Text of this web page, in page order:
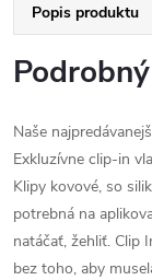
Popis produktu
Naše
Exkluzívne clip-in
Klipy kovové, so
potrebná na
natáčať, žehliť. Clip
bez toho, aby